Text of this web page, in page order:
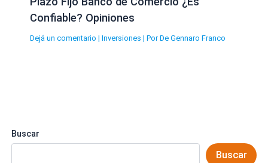
Confiable? Opiniones
Dejá un comentario | Inversiones | Por De Gennaro Franco
Buscar
Buscar